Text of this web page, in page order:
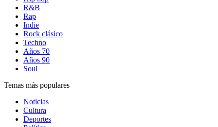
R&B
Rap
Indie
Rock clásico
Techno
Años 70
Años 90
Soul
Temas más populares
Noticias
Cultura
Deportes